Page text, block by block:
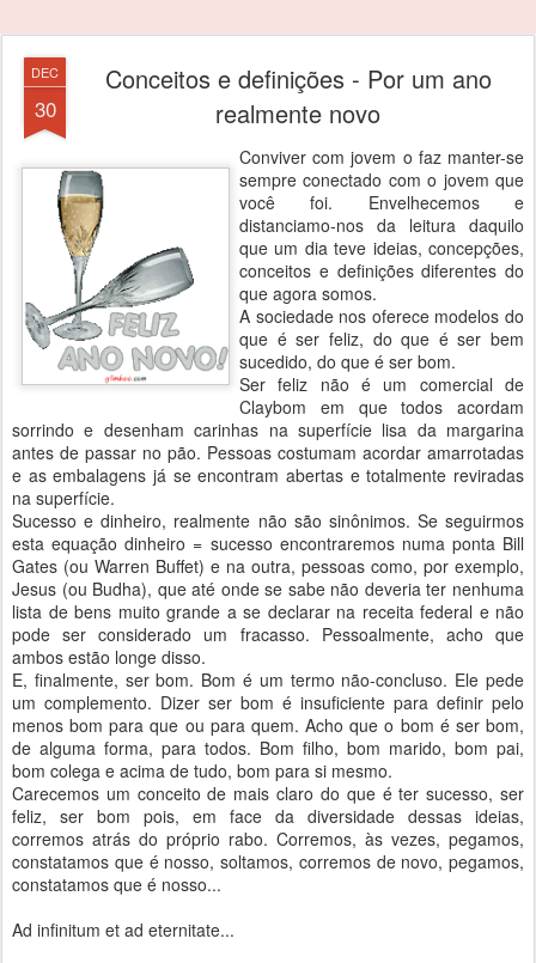
DEC
30
Conceitos e definições - Por um ano
realmente novo
Conviver com jovem o faz manter-se
sempre conectado com o jovem que
você foi. Envelhecemos e
distanciamo-nos da leitura daquilo
que um dia teve ideias, concepções,
conceitos e definições diferentes do
que agora somos.
A sociedade nos oferece modelos do
que é ser feliz, do que é ser bem
sucedido, do que é ser bom.
Ser feliz não é um comercial de
Claybom em que todos acordam
sorrindo e desenham carinhas na superfície lisa da margarina
antes de passar no pão. Pessoas costumam acordar amarrotadas
e as embalagens já se encontram abertas e totalmente reviradas
na superfície.
Sucesso e dinheiro, realmente não são sinônimos. Se seguirmos
esta equação dinheiro = sucesso encontraremos numa ponta Bill
Gates (ou Warren Buffet) e na outra, pessoas como, por exemplo,
Jesus (ou Budha), que até onde se sabe não deveria ter nenhuma
lista de bens muito grande a se declarar na receita federal e não
pode ser considerado um fracasso. Pessoalmente, acho que
ambos estão longe disso.
E, finalmente, ser bom. Bom é um termo não-concluso. Ele pede
um complemento. Dizer ser bom é insuficiente para definir pelo
menos bom para que ou para quem. Acho que o bom é ser bom,
de alguma forma, para todos. Bom filho, bom marido, bom pai,
bom colega e acima de tudo, bom para si mesmo.
Carecemos um conceito de mais claro do que é ter sucesso, ser
feliz, ser bom pois, em face da diversidade dessas ideias,
corremos atrás do próprio rabo. Corremos, às vezes, pegamos,
constatamos que é nosso, soltamos, corremos de novo, pegamos,
constatamos que é nosso...
Ad infinitum et ad eternitate...